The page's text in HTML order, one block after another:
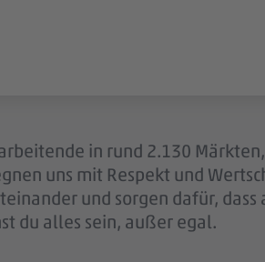
in rund 2.130
uns mit Respekt und
und sorgen dafür,
du alles sein, außer egal.